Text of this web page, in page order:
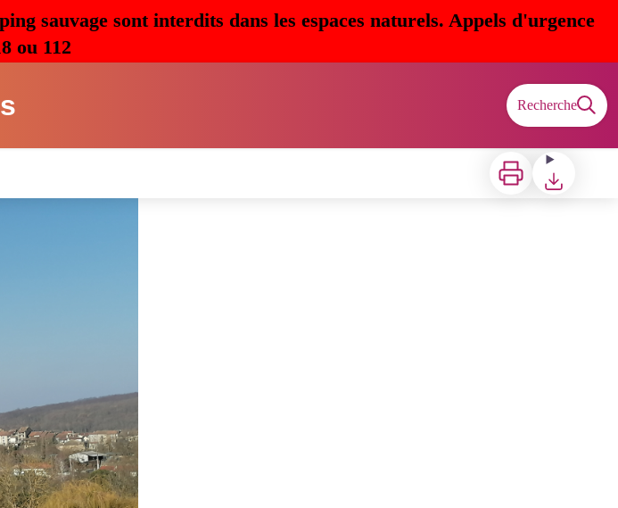
sauvage sont interdits dans les espaces naturels. Appels d'urgence
ou 112
Recherche
Imprimer Télécharger